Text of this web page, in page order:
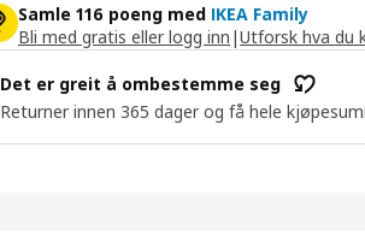
Samle 116 poeng med IKEA Family
Bli med gratis eller logg inn |Utforsk hva du
Det er greit å ombestemme seg
Returner innen 365 dager og få hele